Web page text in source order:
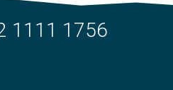
1111 1756